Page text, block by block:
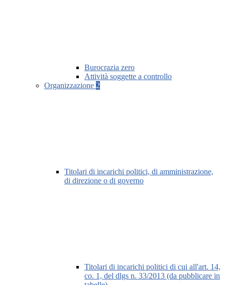
Burocrazia zero
Attività soggette a controllo
Organizzazione 2
Titolari di incarichi politici, di amministrazione,
di direzione o di governo
Titolari di incarichi politici di cui all'art. 14,
co. 1, del dlgs n. 33/2013 (da pubblicare in